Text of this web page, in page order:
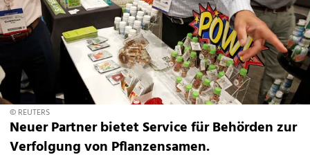
© REUTERS
Neuer Partner bietet Service für Behörden zur
Verfolgung von Pflanzensamen.